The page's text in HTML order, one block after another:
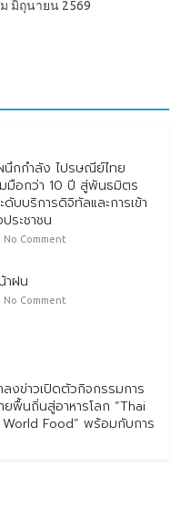
มิถุนายน 2569
กกำลัง ไปรษณีย์ไทย
มือกว่า 10 ปี สู่พันธมิตร
บบริการดิจิทัลและการเข้า
ระชาชน
No Comment
าฝน
No Comment
ลงข่าวเปิดตัวกิจกรรมการ
ยพื้นถิ่นสู่อาหารโลก “Thai
Food” พร้อมกับการ
ษณ์ “Thailand Best